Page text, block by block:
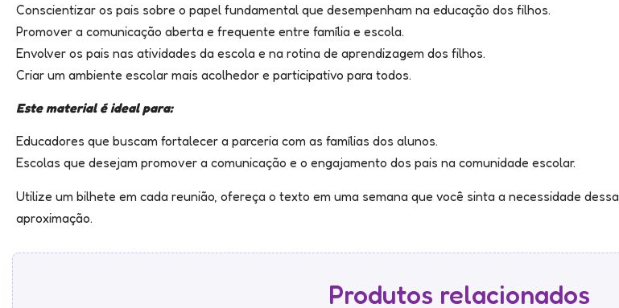
Conscientizar os pais sobre o papel fundamental que desempenham na educação dos filhos.
Promover a comunicação aberta e frequente entre família e escola.
Envolver os pais nas atividades da escola e na rotina de aprendizagem dos filhos.
Criar um ambiente escolar mais acolhedor e participativo para todos.
Este material é ideal para:
Educadores que buscam fortalecer a parceria com as famílias dos alunos.
Escolas que desejam promover a comunicação e o engajamento dos pais na comunidade escolar.
Utilize um bilhete em cada reunião, ofereça o texto em uma semana que você sinta a necessidade dessa
aproximação.
Produtos relacionados